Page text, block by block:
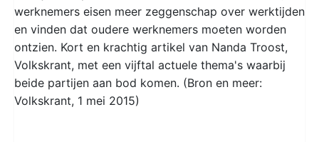
werknemers eisen meer zeggenschap over werktijden
en vinden dat oudere werknemers moeten worden
ontzien. Kort en krachtig artikel van Nanda Troost,
Volkskrant, met een vijftal actuele thema's waarbij
beide partijen aan bod komen. (Bron en meer:
Volkskrant, 1 mei 2015)